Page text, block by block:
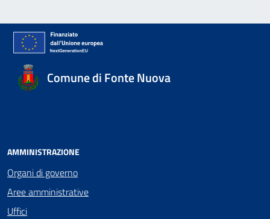
Comune di Fonte Nuova
AMMINISTRAZIONE
Organi di governo
Aree amministrative
Uffici